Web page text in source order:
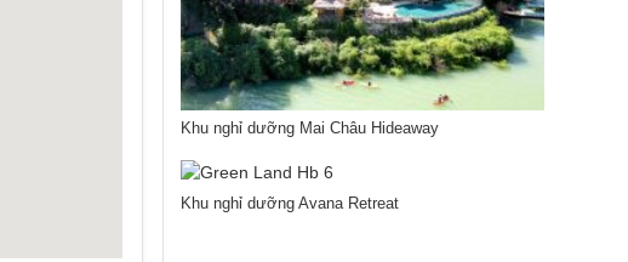
Khu nghỉ dưỡng Mai Châu Hideaway
Khu nghỉ dưỡng Avana Retreat